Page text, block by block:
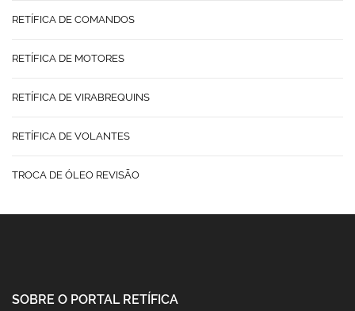
RETÍFICA DE COMANDOS
RETÍFICA DE MOTORES
RETÍFICA DE VIRABREQUINS
RETÍFICA DE VOLANTES
TROCA DE ÓLEO REVISÃO
SOBRE O PORTAL RETÍFICA